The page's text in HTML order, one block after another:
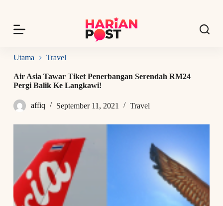
p
o
n
n
Utama Travel
Air Asia Tawar Tiket Penerbangan Serendah RM24
Pergi Balik Ke Langkawi!
affiq September 11, 2021 Travel